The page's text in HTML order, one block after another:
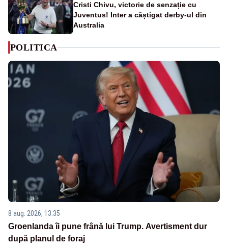
Cristi Chivu, victorie de senzație cu
Juventus! Inter a câștigat derby-ul din
Australia
POLITICA
8 aug. 2026, 13:35
Groenlanda îi pune frână lui Trump. Avertisment dur
după planul de foraj